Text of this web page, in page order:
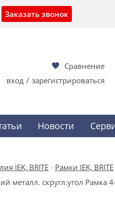
Заказать звонок
Сравнение
вход / зарегистрироваться
Новости
IEK, BRITE
Рамки IEK, BRITE
металл. скругл.угол Рамка